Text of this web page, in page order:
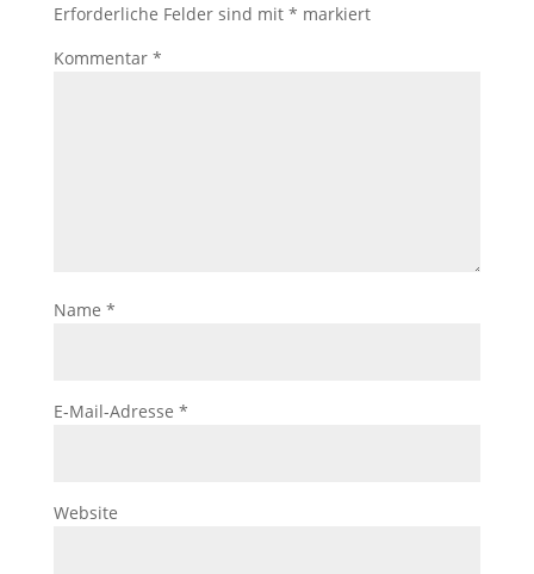
Erforderliche Felder sind mit * markiert
Kommentar *
Name *
E-Mail-Adresse *
Website